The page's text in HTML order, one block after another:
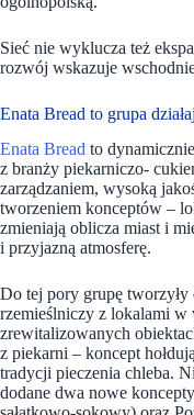
Sieć nie wyklucza też
rozwój wskazuje
Enata Bread to grupa
Enata Bread to
z branży piekarniczo-
zarządzaniem, wysoką
tworzeniem konceptów –
zmieniają oblicza miast i
i przyjazną atmosferę.
Do tej pory grupę
rzemieślniczy z lokalami
zrewitalizowanych
z piekarni – koncept
tradycji pieczenia chleba.
dodane dwa nowe